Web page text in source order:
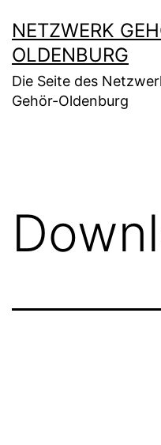
Inhalt
springen
NETZWERK
OLDENBURG
Die Seite des
Gehör-Oldenburg